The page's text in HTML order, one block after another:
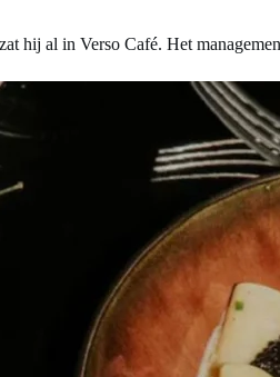
hij al in Verso Café. Het